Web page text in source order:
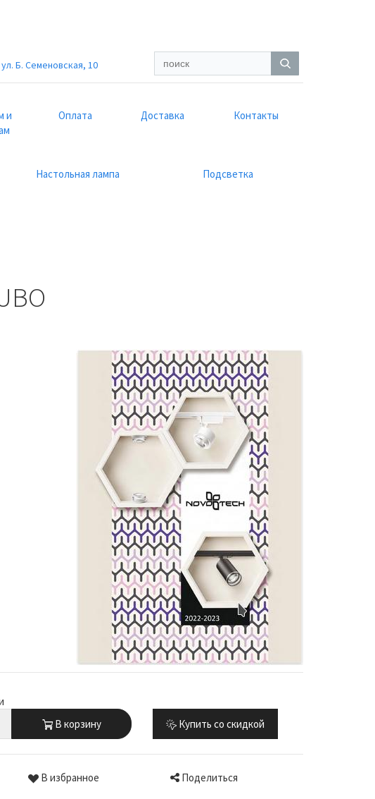
Б. Семеновская, 10
и
Оплата Доставка Контакты
Настольная лампа Подсветка
В корзину Купить со скидкой
В избранное Поделиться